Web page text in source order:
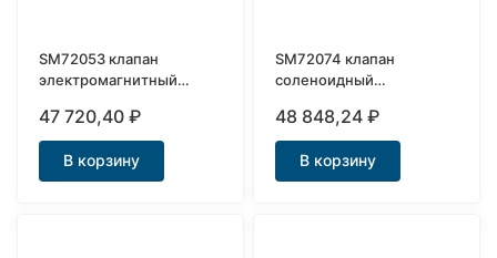
SM72053 клапан
электромагнитный
47 720,40₽
В корзину
SM72074 клапан
соленоидный
Ду40
48 848,24₽
В корзину